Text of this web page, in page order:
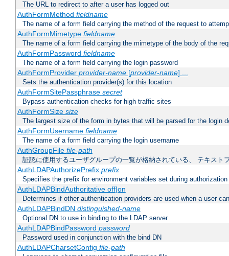
The URL to redirect to after a user has logged out
AuthFormMethod fieldname
The name of a form field carrying the method of the request to
AuthFormMimetype fieldname
The name of a form field carrying the mimetype of the body of the
AuthFormPassword fieldname
The name of a form field carrying the login password
AuthFormProvider provider-name[provider-name] ...
Sets the authentication provider(s) for this location
AuthFormSitePassphrase secret
Bypass authentication checks for high traffic sites
AuthFormSize size
The largest size of the form in bytes that will be parsed for the login
AuthFormUsername fieldname
The name of a form field carrying the login username
AuthGroupFile file-path
証認に使用するユーザグループの一覧が格納されている、 テキスト
AuthLDAPAuthorizePrefix prefix
Specifies the prefix for environment variables set during authorization
AuthLDAPBindAuthoritative off|on
Determines if other authentication providers are used when a user
AuthLDAPBindDN distinguished-name
Optional DN to use in binding to the LDAP server
AuthLDAPBindPassword password
Password used in conjunction with the bind DN
AuthLDAPCharsetConfig file-path